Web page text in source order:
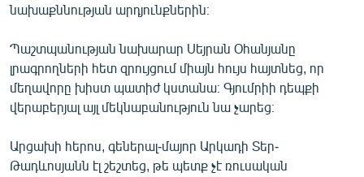
նախաքննության արդյունքներին։
Պաշտպանության նախարար Սեյրան Օհանյանը
լրագրողների հետ զրույցում միայն հույս հայտնեց, որ
մեղավորը խիստ պատիժ կստանա։ Գյումրիի դեպքի
վերաբերյալ այլ մեկնաբանություն նա չարեց։
Արցախի հերոս, գեներալ-մայոր Արկադի Տեր-
Թադևոսյանն էլ շեշտեց, թե պետք չէ ռուսական